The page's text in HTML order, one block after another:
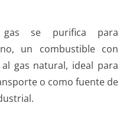
gas se purifica para
un combustible con
gas natural, ideal para
o como fuente de